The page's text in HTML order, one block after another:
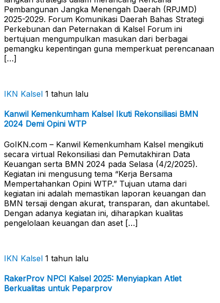
Pembangunan Jangka Menengah Daerah (RPJMD)
2025-2029. Forum Komunikasi Daerah Bahas Strategi
Perkebunan dan Peternakan di Kalsel Forum ini
bertujuan mengumpulkan masukan dari berbagai
pemangku kepentingan guna memperkuat perencanaan
[…]
IKN Kalsel 1 tahun lalu
Kanwil Kemenkumham Kalsel Ikuti Rekonsiliasi BMN
2024 Demi Opini WTP
GoIKN.com – Kanwil Kemenkumham Kalsel mengikuti
secara virtual Rekonsiliasi dan Pemutakhiran Data
Keuangan serta BMN 2024 pada Selasa (4/2/2025).
Kegiatan ini mengusung tema “Kerja Bersama
Mempertahankan Opini WTP.” Tujuan utama dari
kegiatan ini adalah memastikan laporan keuangan dan
BMN tersaji dengan akurat, transparan, dan akuntabel.
Dengan adanya kegiatan ini, diharapkan kualitas
pengelolaan keuangan dan aset […]
IKN Kalsel 1 tahun lalu
RakerProv NPCI Kalsel 2025: Menyiapkan Atlet
Berkualitas untuk Peparprov